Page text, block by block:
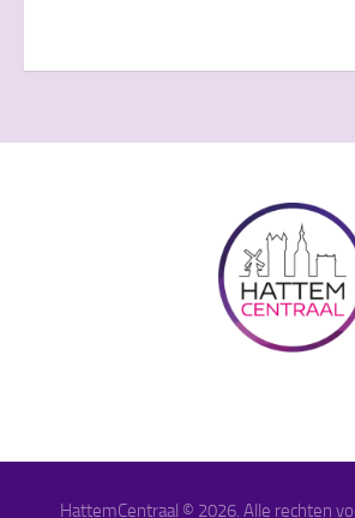
HattemCentraal © 2026. Alle rechten